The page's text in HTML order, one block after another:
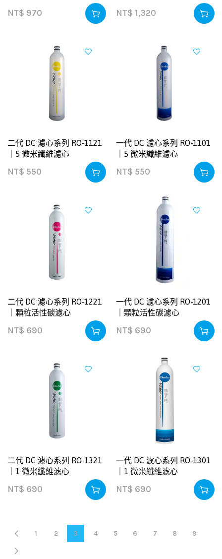
NT$ 970 NT$ 1,320
二代 DC 濾心系列 RO-1121
｜5 微米纖維濾心
NT$ 550
一代 DC 濾心系列 RO-1101
｜5 微米纖維濾心
NT$ 550
二代 DC 濾心系列 RO-1221
｜顆粒活性碳濾心
NT$ 690
一代 DC 濾心系列 RO-1201
｜顆粒活性碳濾心
NT$ 690
二代 DC 濾心系列 RO-1321
｜1 微米纖維滤心
NT$ 690
一代 DC 濾心系列 RO-1301
｜1 微米纖維滤心
NT$ 690
1 2 3 4 5 6 7 8 9